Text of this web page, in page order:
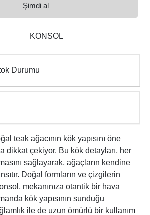
Şimdi al
KONSOL
Durumu
teak ağacının kök yapısını öne
dikkat çekiyor. Bu kök detayları, her
sağlayarak, ağaçların kendine
Doğal formların ve çizgilerin
mekanınıza otantik bir hava
kök yapısının sunduğu
ile de uzun ömürlü bir kullanım